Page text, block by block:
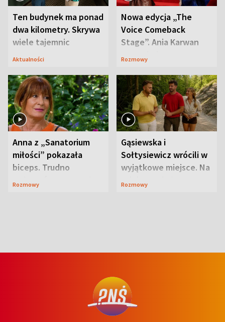
Ten budynek ma ponad
dwa kilometry. Skrywa
wiele tajemnic
Aktualności
Nowa edycja „The
Voice Comeback
Stage”. Ania Karwan
zapowiada
Rozmowy
Anna z „Sanatorium
miłości” pokazała
biceps. Trudno
uwierzyć, co przeszła
Rozmowy
Gąsiewska i
Sołtysiewicz wrócili w
wyjątkowe miejsce. Na
szlaku czekał
Rozmowy